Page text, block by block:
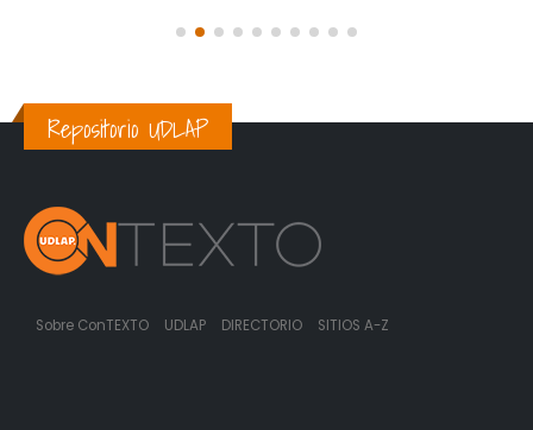
Repositorio UDLAP
Sobre ConTEXTO UDLAP DIRECTORIO SITIOS A-Z